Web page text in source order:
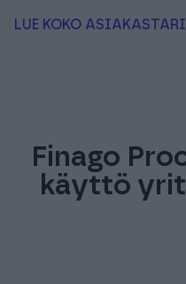
LUE KOKO
Finago
käyttö